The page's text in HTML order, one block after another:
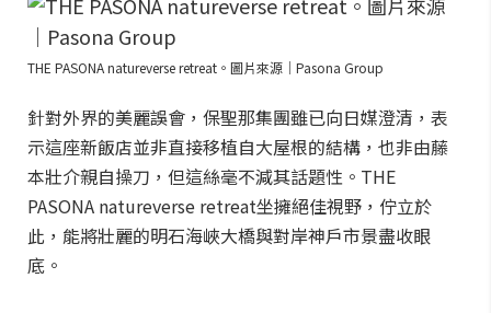
THE PASONA natureverse retreat。圖片來源｜Pasona Group
針對外界的美麗誤會，保聖那集團雖已向日媒澄清，表
示這座新飯店並非直接移植自大屋根的結構，也非由藤
本壯介親自操刀，但這絲毫不減其話題性。THE
PASONA natureverse retreat坐擁絕佳視野，佇立於
此，能將壯麗的明石海峽大橋與對岸神戶市景盡收眼
底。